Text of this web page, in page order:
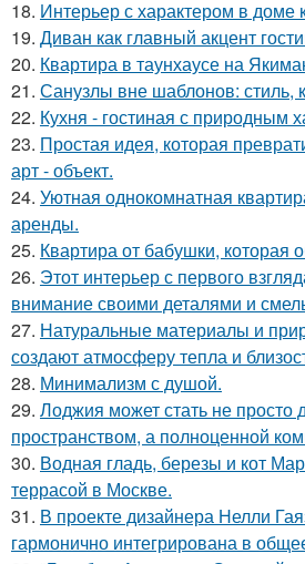
18. Интерьер с характером в доме
19. Диван как главный акцент
20. Квартира в таунхаусе на
21. Санузлы вне шаблонов: стиль,
22. Кухня - гостиная с природным
23. Простая идея, которая
арт - объект.
24. Уютная однокомнатная
аренды.
25. Квартира от бабушки, которая
26. Этот интерьер с первого
внимание своими деталями и
27. Натуральные материалы и
создают атмосферу тепла и
28. Минимализм с душой.
29. Лоджия может стать не просто
пространством, а полноценной
30. Водная гладь, березы и кот
террасой в Москве.
31. В проекте дизайнера Нелли
гармонично интегрирована в